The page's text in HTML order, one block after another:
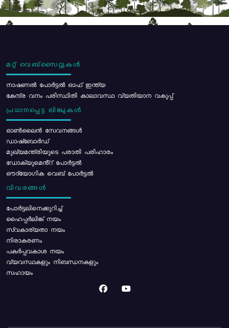
മറ്റ് വെബ്സൈറ്റുകൾ
നാഷണൽ പോർട്ടൽ ഓഫ് ഇന്ത്യ
കേന്ദ്ര വനം പരിസ്ഥിതി കാലാവസ്ഥ വ്യതിയാന വകുപ്പ്
പ്രധാനപ്പെട്ട ലിങ്കുകൾ
ഓൺലൈൻ സേവനങ്ങൾ
ഡാഷ്ബോർഡ്
മുഖ്യമന്ത്രിയുടെ പരാതി പരിഹാരം
ഡോക്യുമെൻ്റ് പോർട്ടൽ
ഔദ്യോഗിക വെബ് പോർട്ടൽ
വിവരങ്ങൾ
പോര്‍ട്ടലിനെക്കുറിച്ച്
ഹൈപ്പർലിങ്ക് നയം
സ്വകാര്യതാ നയം
നിരാകരണം
പകർപ്പവകാശ നയം
വ്യവസ്ഥകളും നിബന്ധനകളും
സഹായം